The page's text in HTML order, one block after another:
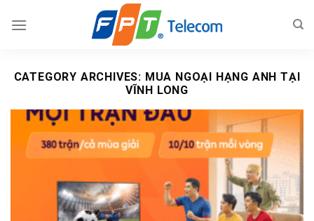
CATEGORY ARCHIVES: MUA NGOẠI HẠNG ANH TẠI
VĨNH LONG